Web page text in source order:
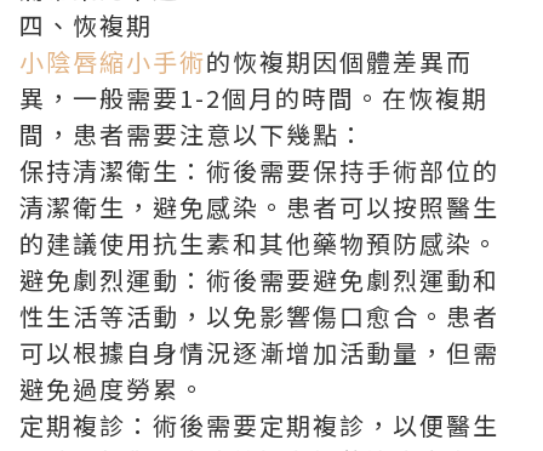
四、恢複期
小陰唇縮小手術的恢複期因個體差異而
異，一般需要1-2個月的時間。在恢複期
間，患者需要注意以下幾點：
保持清潔衛生：術後需要保持手術部位的
清潔衛生，避免感染。患者可以按照醫生
的建議使用抗生素和其他藥物預防感染。
避免劇烈運動：術後需要避免劇烈運動和
性生活等活動，以免影響傷口愈合。患者
可以根據自身情況逐漸增加活動量，但需
避免過度勞累。
定期複診：術後需要定期複診，以便醫生